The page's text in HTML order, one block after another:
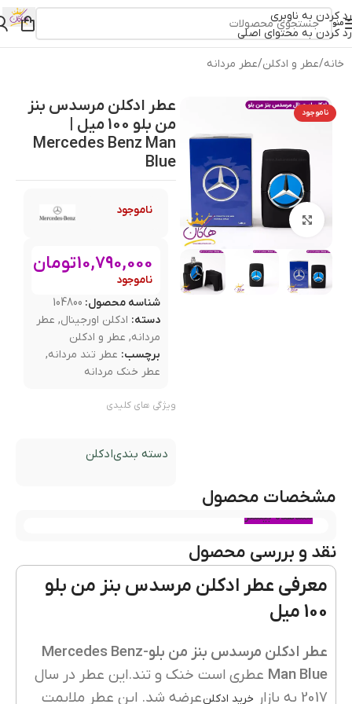
رد کردن به ناوبری
رد کردن به محتوای اصلی
منو
خانه/عطر و ادکلن/عطر مردانه
ناموجود
بزرگنمایی تصویر
عطر ادکلن مرسدس بنز
من بلو 100 میل |
Mercedes Benz Man
Blue
ناموجود
10,790,000تومان
ناموجود
شناسه محصول: 104800
دسته: ادکلن اورجینال, عطر
مردانه, عطر و ادکلن
برچسب: عطر تند مردانه,
عطر خنک مردانه
ویژگی های کلیدی
دسته بندیادکلن
مشخصات محصول
مشاهده بیشتر
نقد و بررسی محصول
معرفی عطر ادکلن مرسدس بنز من بلو
100 میل
عطر ادکلن مرسدس بنز من بلو-Mercedes Benz
Man Blue عطری است خنک و تند.این عطر در سال
2017 به بازار
خرید ادکلن‌عرضه شد. این عطر ملایمت